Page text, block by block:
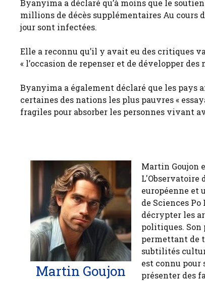
Byanyima a déclaré qu’à moins que le
millions de décès supplémentaires Au cours
jour sont infectées.
Elle a reconnu qu’il y avait eu des critiques
« l’occasion de repenser et de développer
Byanyima a également déclaré que les pays
certaines des nations les plus pauvres «
fragiles pour absorber les personnes vivant
Martin Goujon
Martin Goujon
L'Observatoire
européenne et
de Sciences
décrypter les
politiques. Son
permettant de
subtilités
est connu pour
présenter des